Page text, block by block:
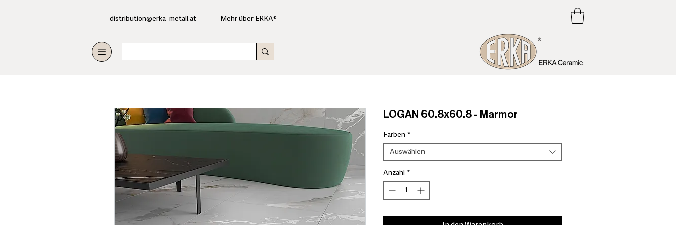
​distribution@erka-metall.at Mehr über ERKA®
LOGAN 60.8x60.8 - Marmor
Farben *
Auswählen
Anzahl *